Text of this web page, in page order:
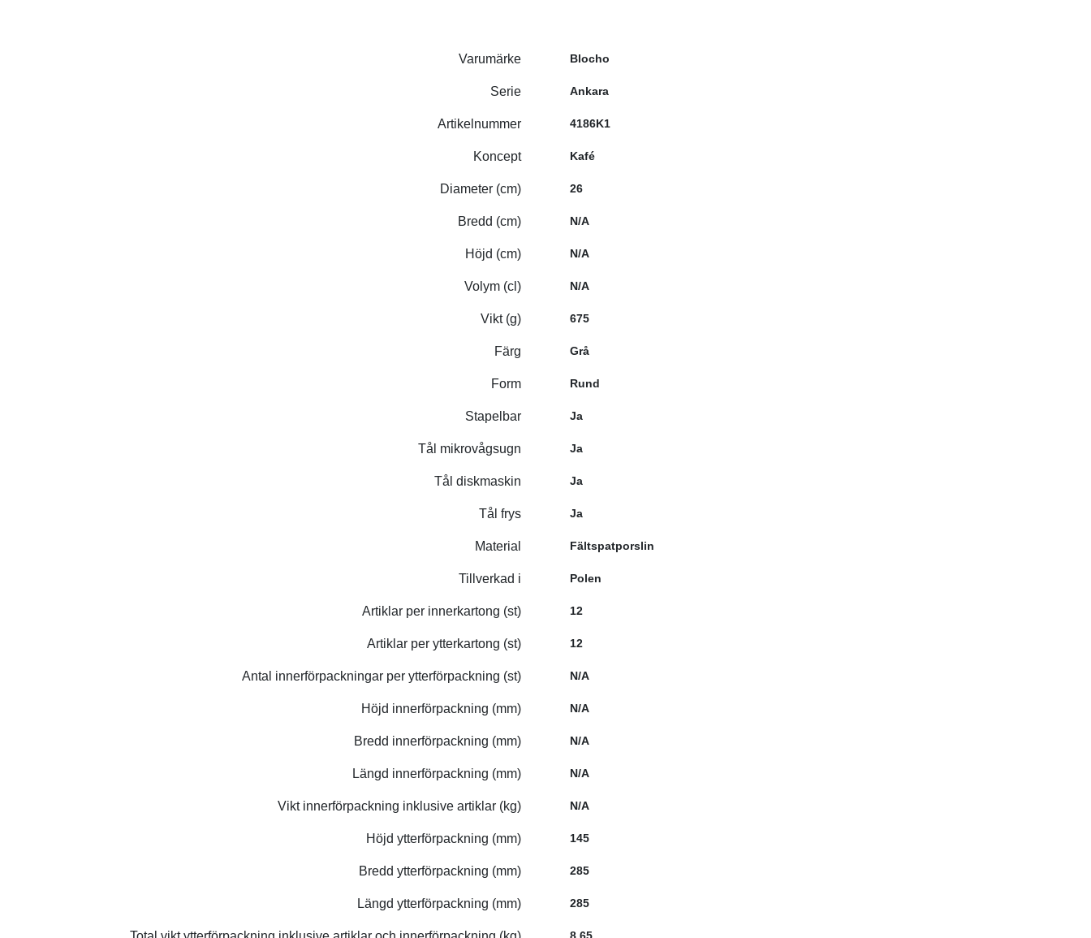
Varumärke Blocho
Serie Ankara
Artikelnummer 4186K1
Koncept Kafé
Diameter (cm) 26
Bredd (cm) N/A
Höjd (cm) N/A
Volym (cl) N/A
Vikt (g) 675
Färg Grå
Form Rund
Stapelbar Ja
Tål mikrovågsugn Ja
Tål diskmaskin Ja
Tål frys Ja
Material Fältspatporslin
Tillverkad i Polen
Artiklar per innerkartong (st) 12
Artiklar per ytterkartong (st) 12
Antal innerförpackningar per ytterförpackning (st) N/A
Höjd innerförpackning (mm) N/A
Bredd innerförpackning (mm) N/A
Längd innerförpackning (mm) N/A
Vikt innerförpackning inklusive artiklar (kg) N/A
Höjd ytterförpackning (mm) 145
Bredd ytterförpackning (mm) 285
Längd ytterförpackning (mm) 285